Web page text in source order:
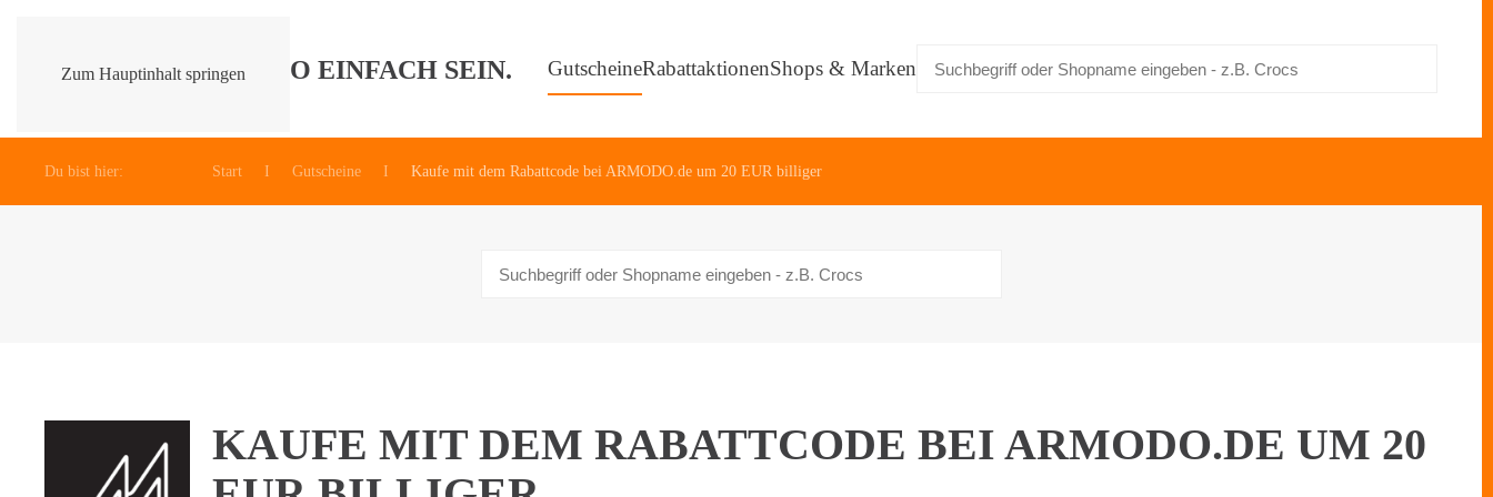
Zum Hauptinhalt springen GutscheineRabattaktionenShops & Marken
Du bist hier: Start Gutscheine Kaufe mit dem Rabattcode bei ARMODO.de um 20 EUR billiger
KAUFE MIT DEM RABATTCODE BEI ARMODO.DE UM 20